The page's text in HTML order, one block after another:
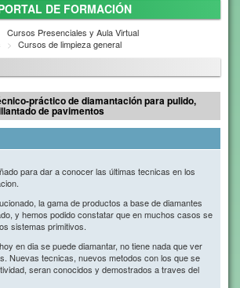
DE FORMACIÓN
Cursos Presenciales y Aula Virtual
Cursos de limpieza general
práctico de diamantación para pulido,
de pavimentos
para dar a conocer las últimas tecnicas en los
la gama de productos a base de diamantes
y hemos podido constatar que en muchos casos se
sistemas primitivos.
en dia se puede diamantar, no tiene nada que ver
Nuevas tecnicas, nuevos metodos con los que se
seran conocidos y demostrados a traves del